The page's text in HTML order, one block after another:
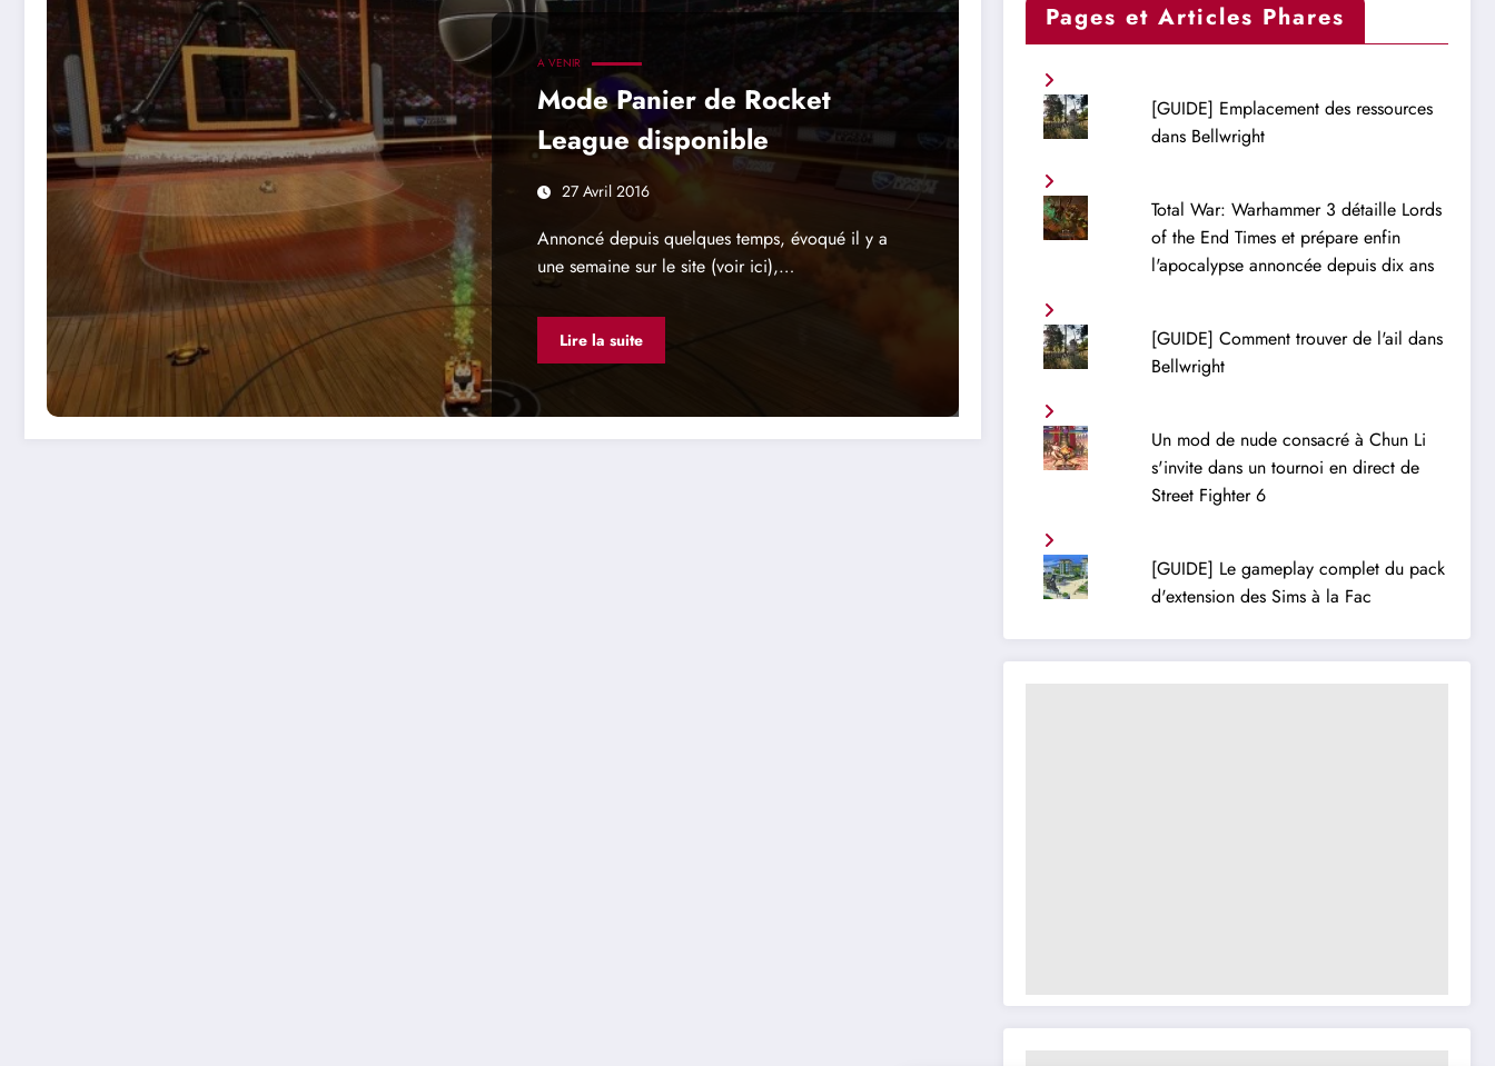
A VENIR
Mode Panier de Rocket
League disponible
27 Avril 2016
Annoncé depuis quelques temps, évoqué il y a
une semaine sur le site (voir ici),…
Lire la suite
Pages et Articles Phares
[GUIDE] Emplacement des ressources
dans Bellwright
Total War: Warhammer 3 détaille Lords
of the End Times et prépare enfin
l'apocalypse annoncée depuis dix ans
[GUIDE] Comment trouver de l'ail dans
Bellwright
Un mod de nude consacré à Chun Li
s'invite dans un tournoi en direct de
Street Fighter 6
[GUIDE] Le gameplay complet du pack
d'extension des Sims à la Fac